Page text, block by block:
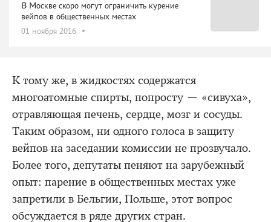
В Москве скоро могут ограничить курение
вейпов в общественных местах
01 ноября 2016
К тому же, в жидкостях содержатся
многоатомные спирты, попросту — «сивуха»,
отравляющая печень, сердце, мозг и сосуды.
Таким образом, ни одного голоса в защиту
вейпов на заседании комиссии не прозвучало.
Более того, депутаты пеняют на зарубежный
опыт: парение в общественных местах уже
запретили в Бельгии, Польше, этот вопрос
обсуждается в ряде других стран.